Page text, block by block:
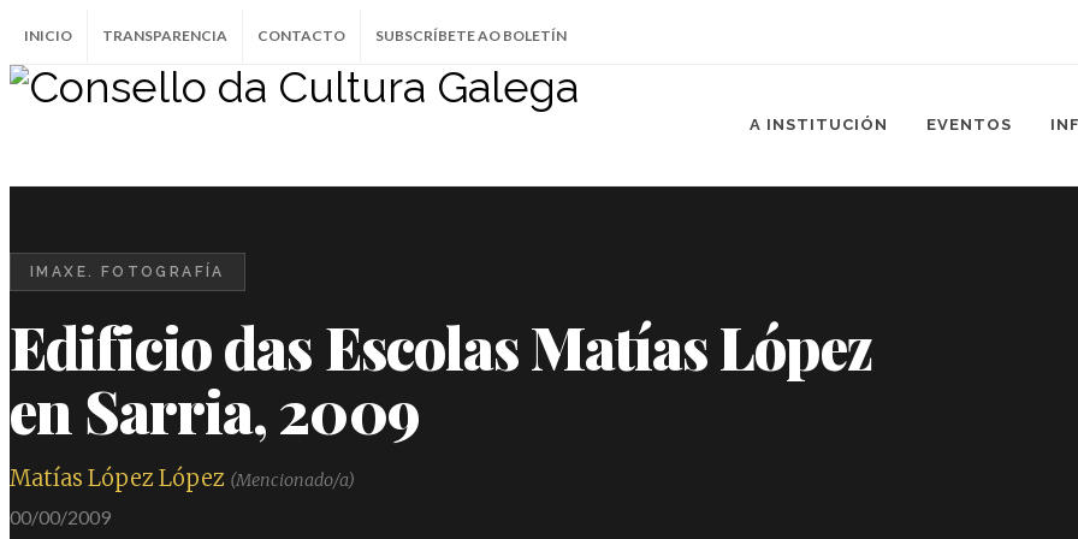
INICIO TRANSPARENCIA CONTACTO SUBSCRÍBETE AO BOLETÍN
A INSTITUCIÓN EVENTOS
IMAXE. FOTOGRAFÍA
Edificio das Escolas Matías López
en Sarria, 2009
Matías López López (Mencionado/a)
00/00/2009